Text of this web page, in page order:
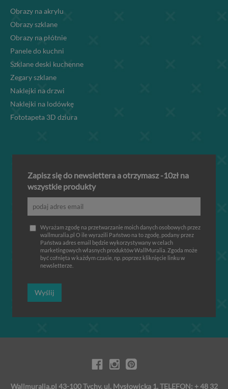
Obrazy na akrylu
Obrazy szklane
Obrazy na płótnie
Panele do kuchni
Szklane deski kuchenne
Zegary szklane
Naklejki na drzwi
Naklejki na lodówkę
Fototapeta 3D dziura
Zapisz się do newslettera a otrzymasz -10zł na
wszystkie produkty
Wyrażam zgodę na przetwarzanie moich danych osobowych przez
wallmuralia.pl O ile wyrazili Państwo na to zgodę, podany przez
Państwa adres email będzie wykorzystywany w celach
marketingowych własnych produktów WallMuralia. Zgoda może
być cofnięta w każdym czasie, np. poprzez kliknięcie linku w
newsletterze.
Wyślij
Wallmuralia.pl 43-100 Tychy, ul. Mysłowicka 1, TELEFON: + 48 32